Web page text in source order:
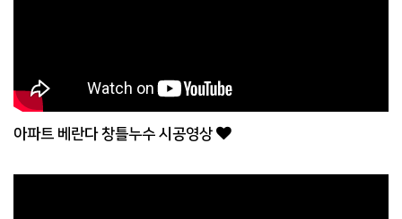
아파트 베란다 창틀누수 시공영상